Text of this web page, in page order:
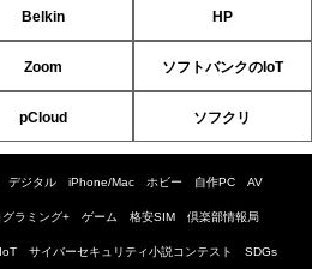
Belkin HP
Zoom ソフトバンクのIoT
pCloud ソフクリ
デジタル iPhone/Mac ホビー 自作PC AV
グラミング+ ゲーム 格安SIM 倶楽部情報局
IoT サイバーセキュリティ小説コンテスト SDGs